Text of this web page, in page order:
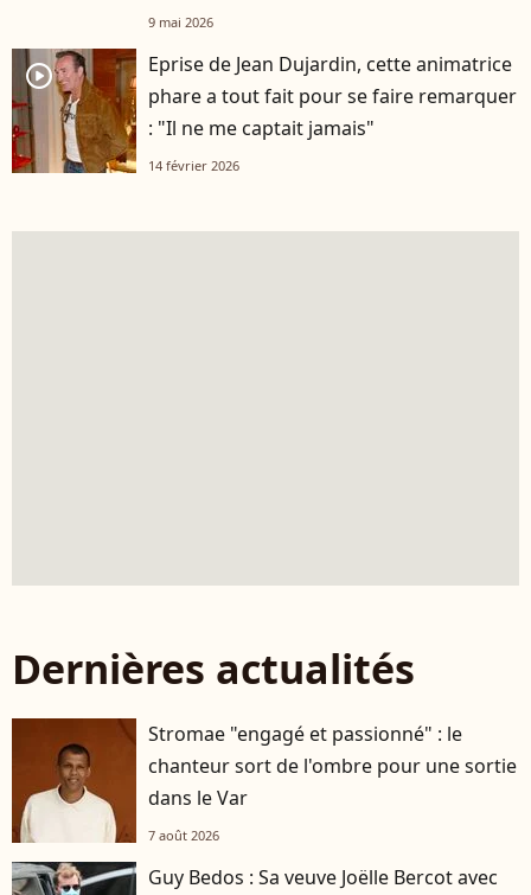
9 mai 2026
player2
Eprise de Jean Dujardin, cette animatrice
phare a tout fait pour se faire remarquer
: "Il ne me captait jamais"
14 février 2026
Dernières actualités
Stromae "engagé et passionné" : le
chanteur sort de l'ombre pour une sortie
dans le Var
7 août 2026
Guy Bedos : Sa veuve Joëlle Bercot avec